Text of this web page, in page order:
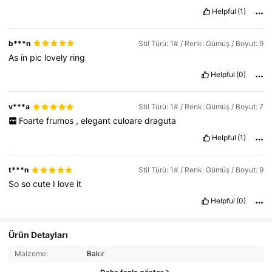
Helpful (1)
b***n Stil Türü: 1# / Renk: Gümüş / Boyut: 9
As in pic lovely ring
Helpful (0)
v***a Stil Türü: 1# / Renk: Gümüş / Boyut: 7
Foarte frumos , elegant culoare draguta
Helpful (1)
t***n Stil Türü: 1# / Renk: Gümüş / Boyut: 9
Sosocute I love it
Helpful (0)
Ürün Detayları
Malzeme: Bakır